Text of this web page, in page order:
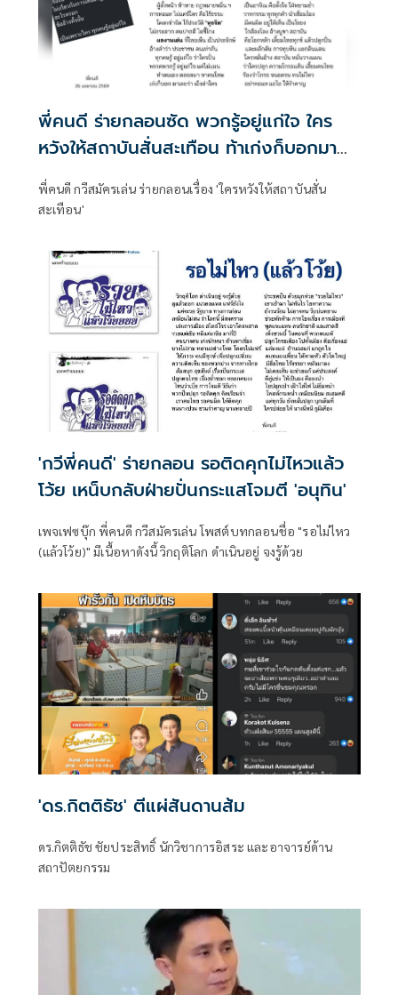
พี่คนดี ร่ายกลอนซัด พวกรู้อยู่แก่ใจ ใคร
หวังให้สถาบันสั่นสะเทือน ท้าเก่งก็บอกมา
เลยว่าด่าใคร
พี่คนดี กวีสมัครเล่น ร่ายกลอนเรื่อง 'ใครหวังให้สถาบันสั่น
สะเทือน'
'กวีพี่คนดี' ร่ายกลอน รอติดคุกไม่ไหวแล้ว
โว้ย เหน็บกลับฝ่ายปั่นกระแสโจมตี 'อนุทิน'
เพจเฟซบุ๊ก พี่คนดี กวีสมัครเล่น โพสต์บทกลอนชื่อ "รอไม่ไหว
(แล้วโว้ย)" มีเนื้อหาดังนี้ วิกฤติโลก ดำเนินอยู่ จงรู้ด้วย
'ดร.กิตติธัช' ตีแผ่สันดานส้ม
ดร.กิตติธัช ชัยประสิทธิ์ นักวิชาการอิสระ และอาจารย์ด้าน
สถาปัตยกรรม